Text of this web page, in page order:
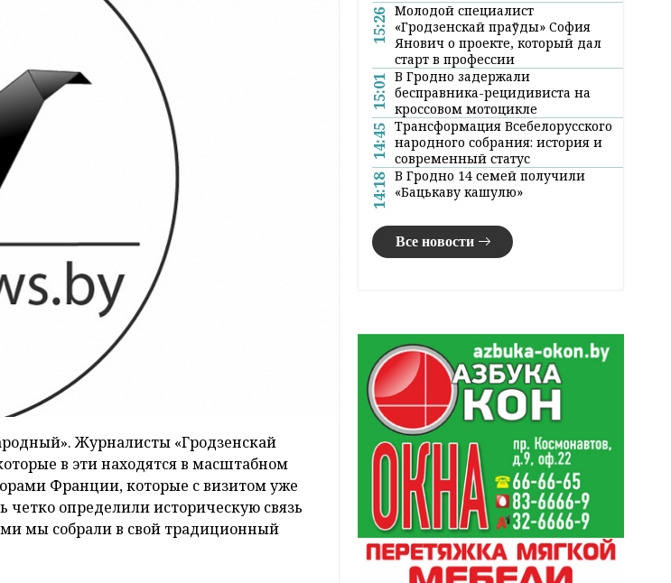
Журналисты «Гродзенскай
в эти находятся в масштабном
Франции, которые с визитом уже
определили историческую связь
мы собрали в свой традиционный
15:26 Молодой специалист
«Гродзенскай праўды» София
Янович о проекте, который дал
старт в профессии
15:01 В Гродно задержали
бесправника-рецидивиста на
кроссовом мотоцикле
14:45 Трансформация Всебелорусского
народного собрания: история и
современный статус
14:18 В Гродно 14 семей получили
«Бацькаву кашулю»
Все новости